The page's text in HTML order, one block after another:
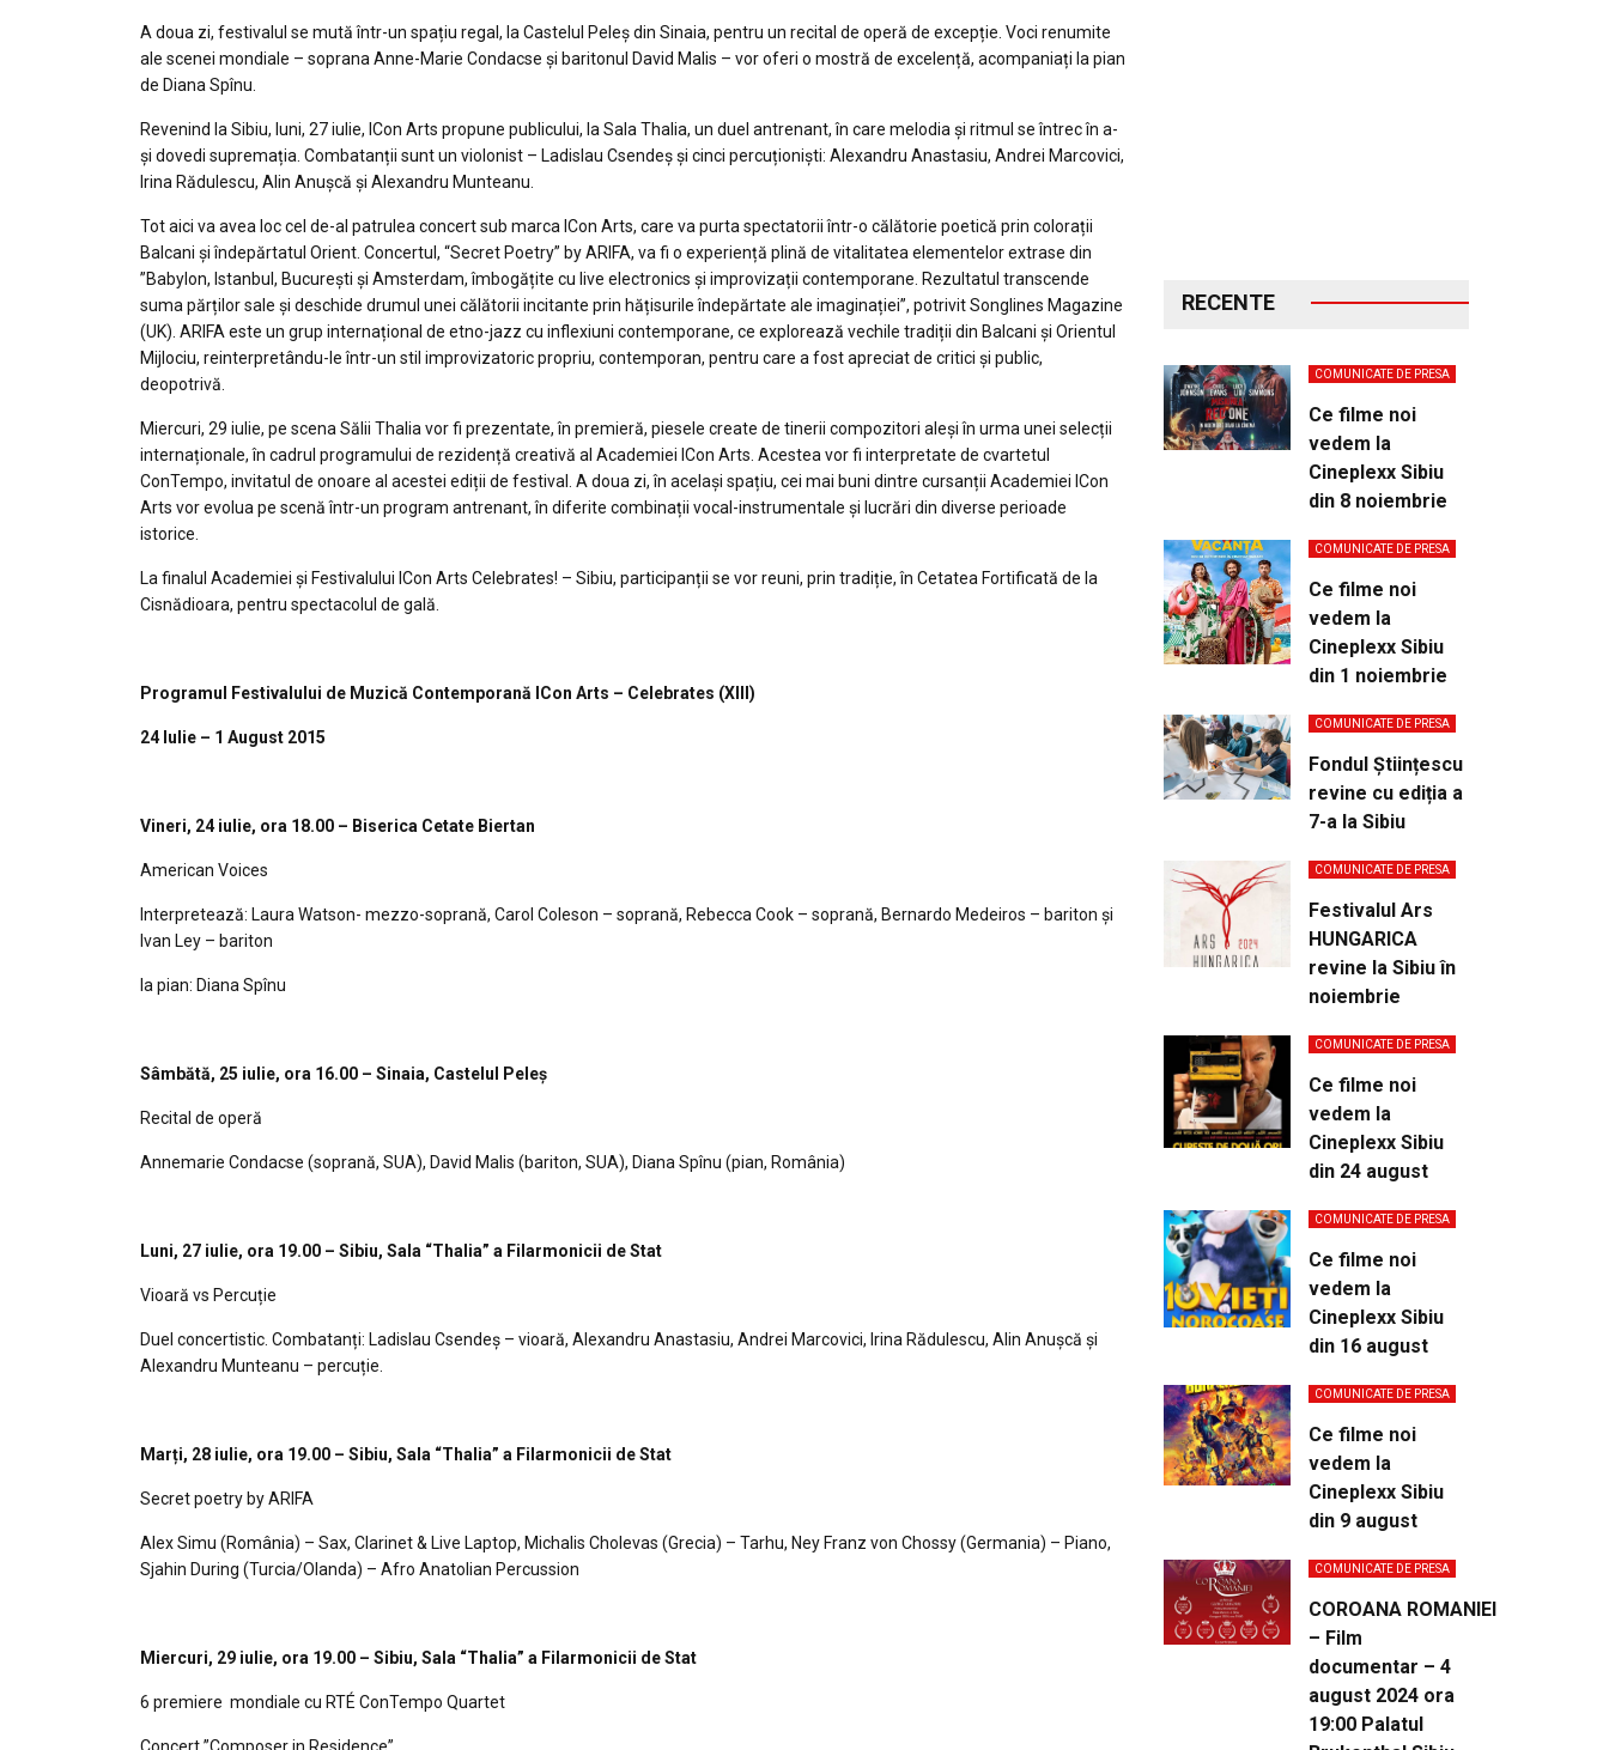
A doua zi, festivalul se mută într-un spațiu regal, la Castelul Peleș din Sinaia, pentru un recital de operă de excepție. Voci renumite
ale scenei mondiale – soprana Anne-Marie Condacse și baritonul David Malis – vor oferi o mostră de excelență, acompaniați la pian
de Diana Spînu.
Revenind la Sibiu, luni, 27 iulie, ICon Arts propune publicului, la Sala Thalia, un duel antrenant, în care melodia și ritmul se întrec în a-
și dovedi supremația. Combatanții sunt un violonist – Ladislau Csendeș și cinci percuționiști: Alexandru Anastasiu, Andrei Marcovici,
Irina Rădulescu, Alin Anușcă și Alexandru Munteanu.
Tot aici va avea loc cel de-al patrulea concert sub marca ICon Arts, care va purta spectatorii într-o călătorie poetică prin colorații
Balcani și îndepărtatul Orient. Concertul, “Secret Poetry” by ARIFA, va fi o experiență plină de vitalitatea elementelor extrase din
”Babylon, Istanbul, București și Amsterdam, îmbogățite cu live electronics și improvizații contemporane. Rezultatul transcende
suma părților sale și deschide drumul unei călătorii incitante prin hățisurile îndepărtate ale imaginației”, potrivit Songlines Magazine
(UK). ARIFA este un grup internațional de etno-jazz cu inflexiuni contemporane, ce explorează vechile tradiții din Balcani și Orientul
Mijlociu, reinterpretându-le într-un stil improvizatoric propriu, contemporan, pentru care a fost apreciat de critici și public,
deopotrivă.
Miercuri, 29 iulie, pe scena Sălii Thalia vor fi prezentate, în premieră, piesele create de tinerii compozitori aleși în urma unei selecții
internaționale, în cadrul programului de rezidență creativă al Academiei ICon Arts. Acestea vor fi interpretate de cvartetul
ConTempo, invitatul de onoare al acestei ediții de festival. A doua zi, în același spațiu, cei mai buni dintre cursanții Academiei ICon
Arts vor evolua pe scenă într-un program antrenant, în diferite combinații vocal-instrumentale și lucrări din diverse perioade
istorice.
La finalul Academiei și Festivalului ICon Arts Celebrates! – Sibiu, participanții se vor reuni, prin tradiție, în Cetatea Fortificată de la
Cisnădioara, pentru spectacolul de gală.
Programul Festivalului de Muzică Contemporană ICon Arts – Celebrates (XIII)
24 Iulie – 1 August 2015
Vineri, 24 iulie, ora 18.00 – Biserica Cetate Biertan
American Voices
Interpretează: Laura Watson- mezzo-soprană, Carol Coleson – soprană, Rebecca Cook – soprană, Bernardo Medeiros – bariton și
Ivan Ley – bariton
la pian: Diana Spînu
Sâmbătă, 25 iulie, ora 16.00 – Sinaia, Castelul Peleș
Recital de operă
Annemarie Condacse (soprană, SUA), David Malis (bariton, SUA), Diana Spînu (pian, România)
Luni, 27 iulie, ora 19.00 – Sibiu, Sala “Thalia” a Filarmonicii de Stat
Vioară vs Percuție
Duel concertistic. Combatanți: Ladislau Csendeș – vioară, Alexandru Anastasiu, Andrei Marcovici, Irina Rădulescu, Alin Anușcă și
Alexandru Munteanu – percuție.
Marți, 28 iulie, ora 19.00 – Sibiu, Sala “Thalia” a Filarmonicii de Stat
Secret poetry by ARIFA
Alex Simu (România) – Sax, Clarinet & Live Laptop, Michalis Cholevas (Grecia) – Tarhu, Ney Franz von Chossy (Germania) – Piano,
Sjahin During (Turcia/Olanda) – Afro Anatolian Percussion
Miercuri, 29 iulie, ora 19.00 – Sibiu, Sala “Thalia” a Filarmonicii de Stat
6 premiere mondiale cu RTÉ ConTempo Quartet
Concert ”Composer in Residence”
RECENTE
COMUNICATE DE PRESA
Ce filme noi
vedem la
Cineplexx Sibiu
din 8 noiembrie
COMUNICATE DE PRESA
Ce filme noi
vedem la
Cineplexx Sibiu
din 1 noiembrie
COMUNICATE DE PRESA
Fondul Științescu
revine cu ediția a
7-a la Sibiu
COMUNICATE DE PRESA
Festivalul Ars
HUNGARICA
revine la Sibiu în
noiembrie
COMUNICATE DE PRESA
Ce filme noi
vedem la
Cineplexx Sibiu
din 24 august
COMUNICATE DE PRESA
Ce filme noi
vedem la
Cineplexx Sibiu
din 16 august
COMUNICATE DE PRESA
Ce filme noi
vedem la
Cineplexx Sibiu
din 9 august
COMUNICATE DE PRESA
COROANA ROMANIEI
– Film
documentar – 4
august 2024 ora
19:00 Palatul